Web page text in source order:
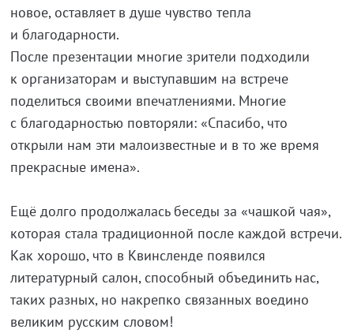
новое, оставляет в душе чувство тепла
и благодарности.
После презентации многие зрители подходили
к организаторам и выступавшим на встрече
поделиться своими впечатлениями. Многие
с благодарностью повторяли: «Спасибо, что
открыли нам эти малоизвестные и в то же время
прекрасные имена».
Ещё долго продолжалась беседы за «чашкой чая»,
которая стала традиционной после каждой встречи.
Как хорошо, что в Квинсленде появился
литературный салон, способный объединить нас,
таких разных, но накрепко связанных воедино
великим русским словом!